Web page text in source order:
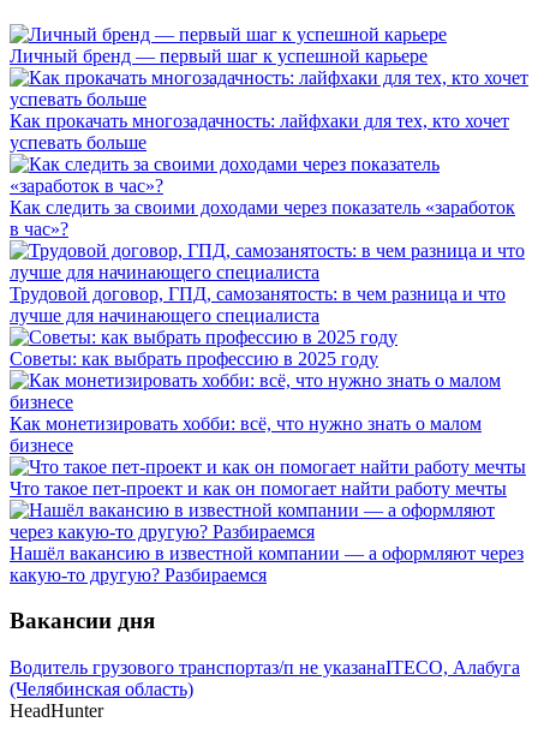
Личный бренд — первый шаг к успешной карьере
Как прокачать многозадачность: лайфхаки для тех, кто хочет
успевать больше
Как следить за своими доходами через показатель «заработок
в час»?
Трудовой договор, ГПД, самозанятость: в чем разница и что
лучше для начинающего специалиста
Советы: как выбрать профессию в 2025 году
Как монетизировать хобби: всё, что нужно знать о малом
бизнесе
Что такое пет-проект и как он помогает найти работу мечты
Нашёл вакансию в известной компании — а оформляют через
какую-то другую? Разбираемся
Вакансии дня
Водитель грузового транспортаз/п не указанаITECO, Алабуга
(Челябинская область)
HeadHunter